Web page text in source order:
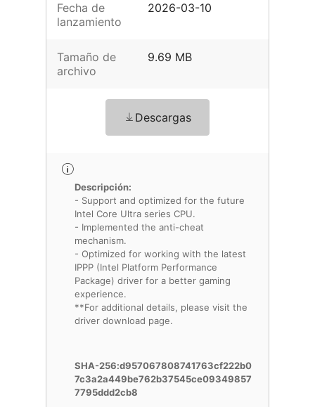
Fecha de
lanzamiento
2026-03-10
Tamaño de
archivo
9.69 MB
Descargas
Descripción:
- Support and optimized for the future
Intel Core Ultra series CPU.
- Implemented the anti-cheat
mechanism.
- Optimized for working with the latest
IPPP (Intel Platform Performance
Package) driver for a better gaming
experience.
**For additional details, please visit the
driver download page.
SHA-256:d957067808741763cf222b0
7c3a2a449be762b37545ce09349857
7795ddd2cb8